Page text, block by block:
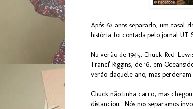
Após 62 anos separado, um casal
história foi contada pelo jornal UT
No verão de 1945, Chuck 'Red'
'Franci' Riggins, de 16, em
verão daquele ano, mas
Chuck não tinha carro, mas
distanciou. "Nós nos separamos